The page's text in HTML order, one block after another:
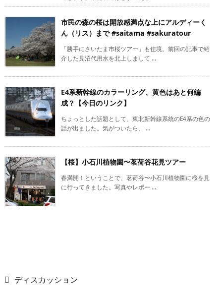
市民の森の桜は開放感満点な上にアルディーく
ん（リス）まで #saitama #sakuratour
「勝手にさいたま市桜ツアー」も佳境。前回の記事で紹
介した見沼代用水を北上しまして ...
E4系新幹線のカラーリング、黄色はあと何編
成？【今日のリンク】
ちょっとした話題として、東北新幹線系統のE4系の色の
話が出ました。気がついたら、 ...
【桜】小石川植物園〜茗荷谷花見ツアー
春満開！ということで、茗荷谷〜小石川植物園に桜を見
に行ってきました。写真やレポー ...
ディスカッション